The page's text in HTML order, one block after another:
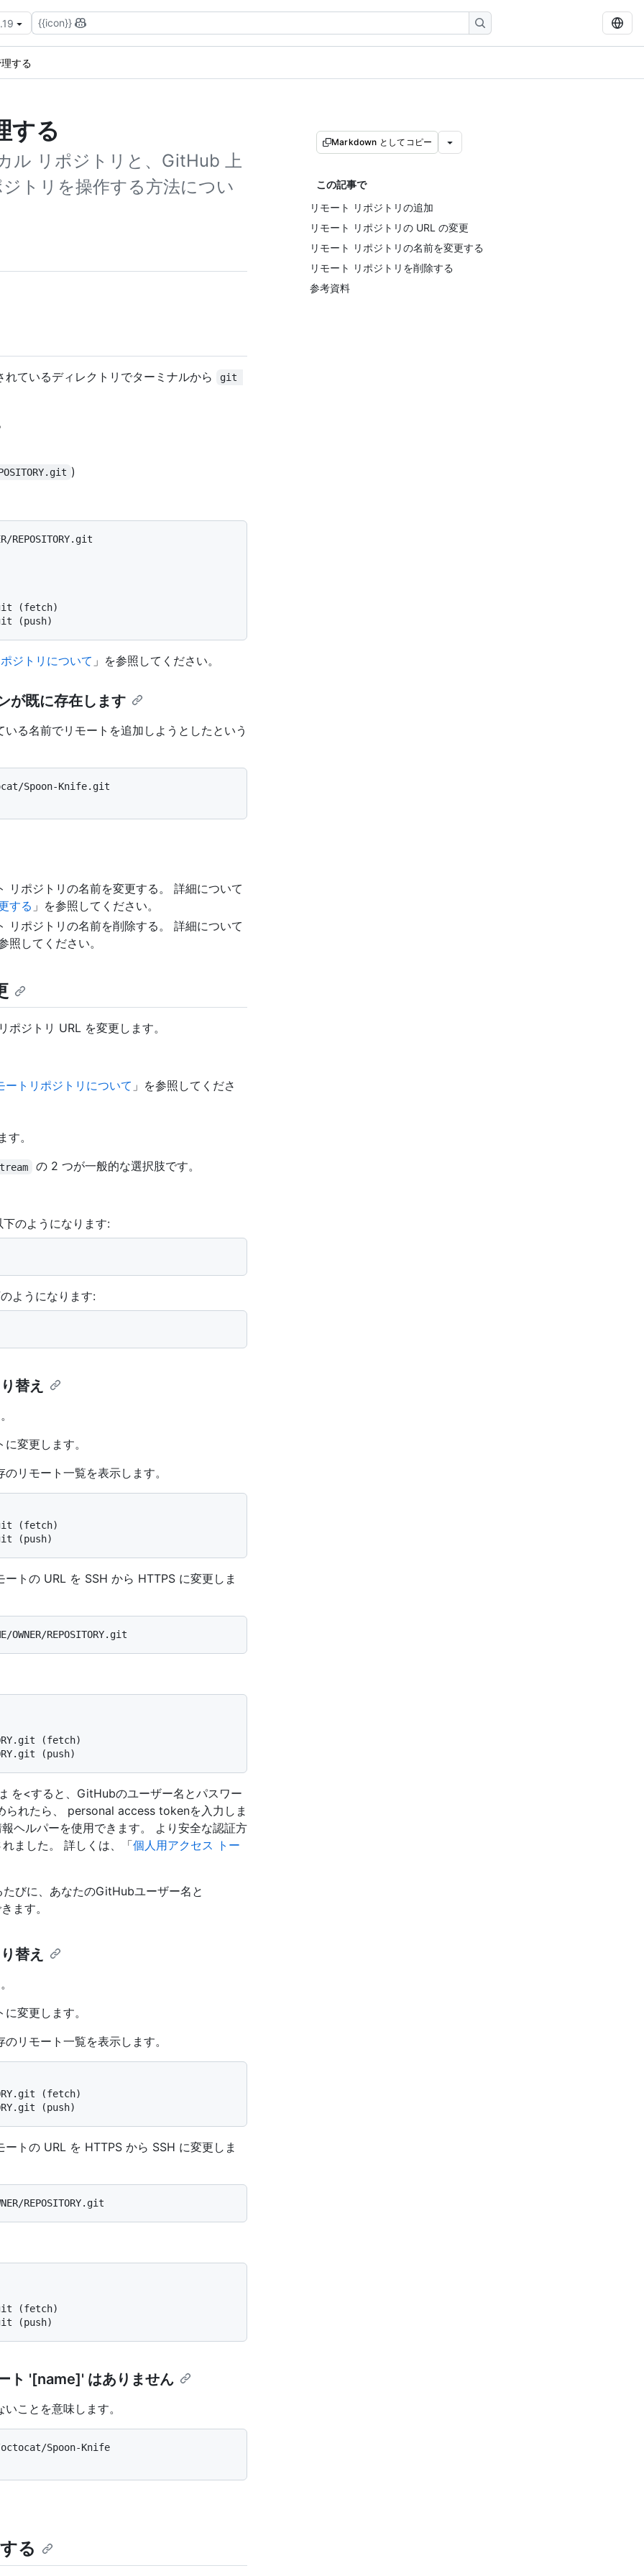
{{icon}}
する
する
ル リポジトリと、GitHub 上
トリを操作する方法につい
Markdown としてコピー
この記事で
リモート リポジトリの追加
リモート リポジトリの URL の変更
リモート リポジトリの名前を変更する
リモート リポジトリを削除する
参考資料
ているディレクトリでターミナルから git
)
REPOSITORY.git
(fetch)
(push)
ジトリについて 」を参照してください。
が既に存在します
る名前でリモートを追加しようとしたという
Spoon-Knife.git
リポジトリの名前を変更する。 詳細について
する 」を参照してください。
リポジトリの名前を削除する。 詳細について
照してください。
ジトリ URL を変更します。
ートリポジトリについて 」を参照してくださ
。
の 2 つが一般的な選択肢です。
のようになります:
ようになります:
替え
変更します。
リモート一覧を表示します。
(fetch)
(push)
トの URL を SSH から HTTPS に変更しま
(fetch)
(push)
を<すると、GitHubのユーザー名とパスワー
られたら、 personal access tokenを入力しま
ヘルパーを使用できます。 より安全な認証方
ました。 詳しくは、「個人用アクセス トー
びに、あなたのGitHubユーザー名と
ます。
替え
変更します。
リモート一覧を表示します。
(fetch)
(push)
トの URL を HTTPS から SSH に変更しま
(fetch)
(push)
ト '[name]' はありません
ことを意味します。
Spoon-Knife
る